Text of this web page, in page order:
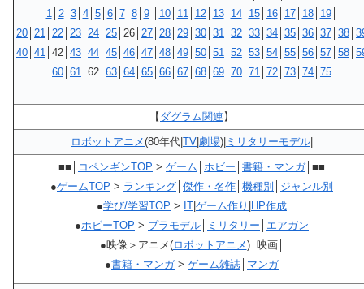
1│ 2│ 3│ 4│ 5│ 6│ 7│ 8│ 9│ 10│ 11│ 12│ 13│ 14│ 15│ 16│ 17│ 18│ 19│
20 21 22 23 24 25 │26│ 27 28 29 30 31 32 33 34 35 36 37 38
40 41 │42│ 43 44 45 46 47 48 49 50 51 52 53 54 55 56 57 58
60 61 │62│ 63 64 65 66 67 68 69 70 71 72 73 74 75
【 ダグラム関連 】
ロボットアニメ(80年代| TV 劇場)| ミリタリーモデル
■■│ コペンギンTOP > ゲーム ホビー 書籍・マンガ│■■
●ゲームTOP > ランキング 傑作・名作 機種別
ジャンル別
●学び/学習TOP > IT ゲーム作り HP作成
●ホビーTOP > プラモデル ミリタリー
エアガン
●映像＞アニメ(ロボットアニメ)│映画│
●書籍・マンガ> ゲーム雑誌 マンガ